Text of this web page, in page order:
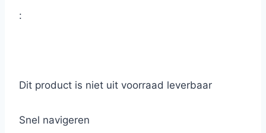
:
Dit product is niet uit voorraad leverbaar
Snel navigeren